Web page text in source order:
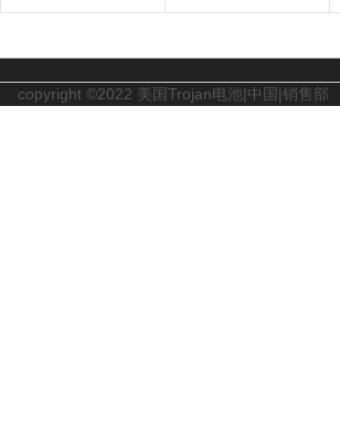
copyright ©2022 美国Trojan电池|中国|销售部